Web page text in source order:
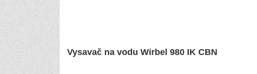
Vysavač na vodu Wirbel 980 IK CBN